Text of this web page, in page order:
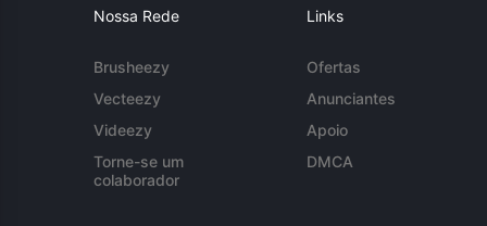
Nossa Rede
Brusheezy
Vecteezy
Videezy
Torne-se um
colaborador
Links
Ofertas
Anunciantes
Apoio
DMCA